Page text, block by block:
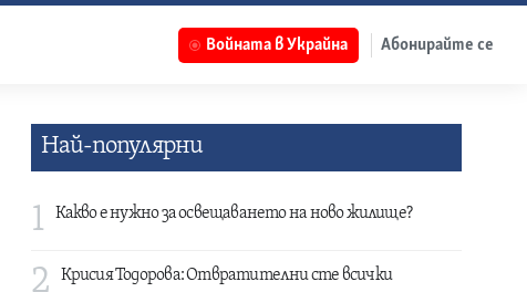
Войната в Украйна Абонирайте се
Най-популярни
1 Какво е нужно за освещаването на ново жилище?
2 Крисия Тодорова: Отвратителни сте всички